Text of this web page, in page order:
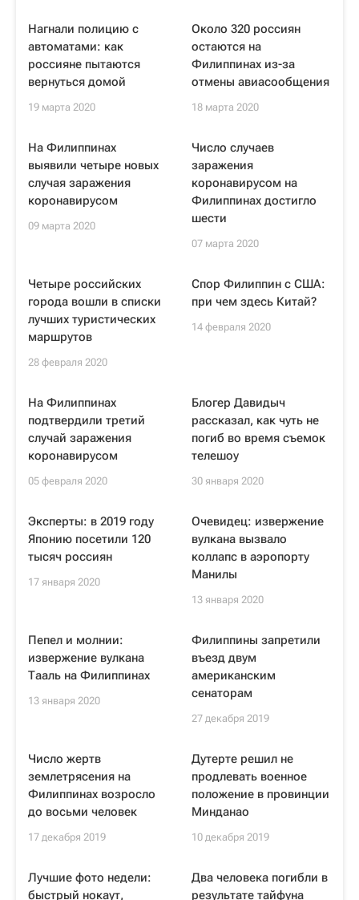
Нагнали полицию с
автоматами: как
россияне пытаются
вернуться домой
19 марта 2020
Около 320 россиян
остаются на
Филиппинах из-за
отмены авиасообщения
18 марта 2020
На Филиппинах
выявили четыре новых
случая заражения
коронавирусом
09 марта 2020
Число случаев
заражения
коронавирусом на
Филиппинах достигло
шести
07 марта 2020
Четыре российских
города вошли в списки
лучших туристических
маршрутов
28 февраля 2020
Спор Филиппин с США:
при чем здесь Китай?
14 февраля 2020
На Филиппинах
подтвердили третий
случай заражения
коронавирусом
05 февраля 2020
Блогер Давидыч
рассказал, как чуть не
погиб во время съемок
телешоу
30 января 2020
Эксперты: в 2019 году
Японию посетили 120
тысяч россиян
17 января 2020
Очевидец: извержение
вулкана вызвало
коллапс в аэропорту
Манилы
13 января 2020
Пепел и молнии:
извержение вулкана
Тааль на Филиппинах
13 января 2020
Филиппины запретили
въезд двум
американским
сенаторам
27 декабря 2019
Число жертв
землетрясения на
Филиппинах возросло
до восьми человек
17 декабря 2019
Дутерте решил не
продлевать военное
положение в провинции
Минданао
10 декабря 2019
Лучшие фото недели:
быстрый нокаут,
Два человека погибли в
результате тайфуна